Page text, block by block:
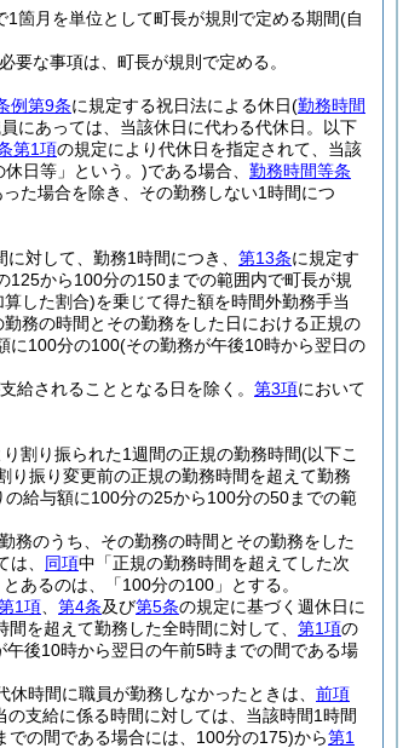
箇月を単位として町長が規則で定める期間(自
な事項は、町長が規則で定める。
例第9条に規定する祝日法による休日(勤務時間
にあっては、当該休日に代わる代休日。以下
第1項の規定により代休日を指定されて、当該
日等」という。)である場合、 勤務時間等条
た場合を除き、その勤務しない1時間につ
対して、勤務1時間につき、 第13条に規定す
から100分の150までの範囲内で町長が規
した割合)を乗じて得た額を時間外勤務手当
務の時間とその勤務をした日における正規の
に100分の100(その勤務が午後10時から翌日の
給されることとなる日を除く。 第3項において
り割り振られた1週間の正規の勤務時間(以下こ
り振り変更前の正規の勤務時間を超えて勤務
給与額に100分の25から100分の50までの範
務のうち、その勤務の時間とその勤務をした
、 同項中「正規の勤務時間を超えてした次
あるのは、「100分の100」とする。
1項 第4条及び第5条の規定に基づく週休日に
を超えて勤務した全時間に対して、 第1項の
午後10時から翌日の午前5時までの間である場
時間に職員が勤務しなかったときは、 前項
支給に係る時間に対しては、当該時間1時間
の間である場合には、100分の175)から第1